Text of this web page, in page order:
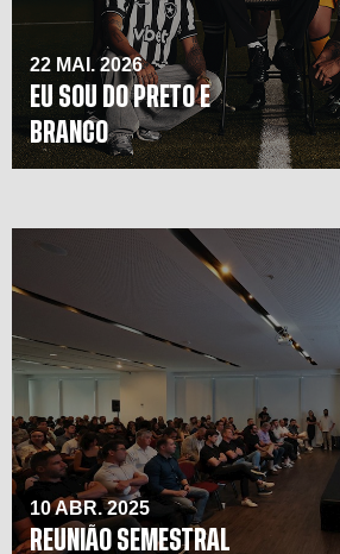
22 MAI. 2026
EU SOU DO PRETO E
BRANCO
10 ABR. 2025
REUNIÃO SEMESTRAL